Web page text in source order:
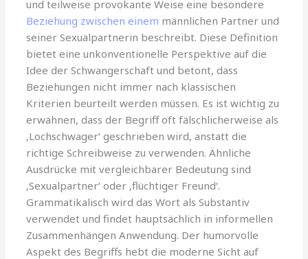
und teilweise provokante Weise eine besondere
Beziehung zwischen einem männlichen Partner und
seiner Sexualpartnerin beschreibt. Diese Definition
bietet eine unkonventionelle Perspektive auf die
Idee der Schwangerschaft und betont, dass
Beziehungen nicht immer nach klassischen
Kriterien beurteilt werden müssen. Es ist wichtig zu
erwähnen, dass der Begriff oft fälschlicherweise als
‚Lochschwager‘ geschrieben wird, anstatt die
richtige Schreibweise zu verwenden. Ähnliche
Ausdrücke mit vergleichbarer Bedeutung sind
‚Sexualpartner‘ oder ‚flüchtiger Freund‘.
Grammatikalisch wird das Wort als Substantiv
verwendet und findet hauptsächlich in informellen
Zusammenhängen Anwendung. Der humorvolle
Aspekt des Begriffs hebt die moderne Sicht auf